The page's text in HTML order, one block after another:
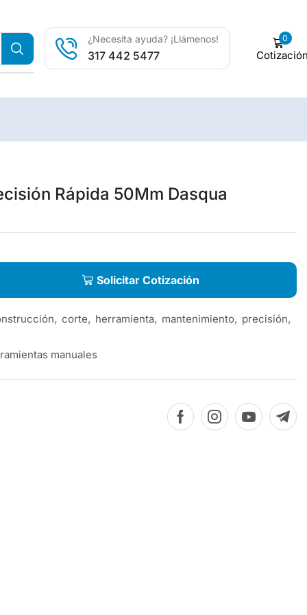
¿Necesita ayuda? ¡Llámenos!
317 442 5477
0
Rápida 50Mm Dasqua
Solicitar Cotización
, corte, herramienta, mantenimiento, precisión,
manuales